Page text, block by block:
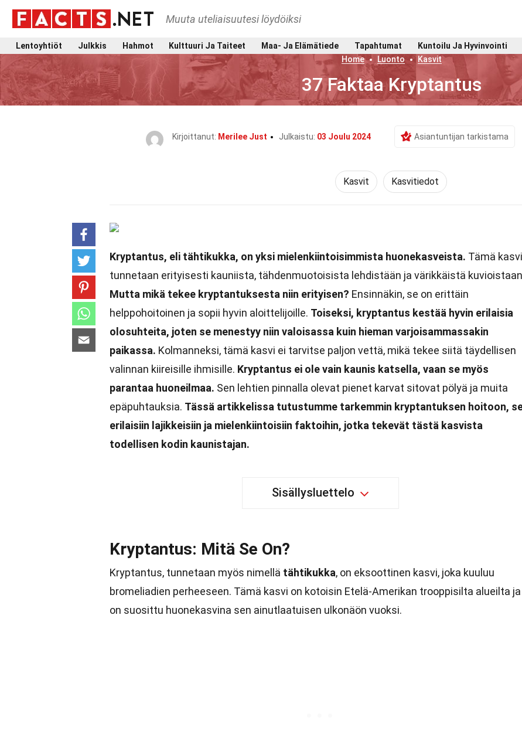
Muuta uteliaisuutesi löydöiksi
Lentoyhtiöt Julkkis Hahmot Kulttuuri Ja Taiteet Maa- Ja Elämätiede Tapahtumat Kuntoilu Ja Hyvinvointi
Home
Luonto Kasvit
37 Faktaa Kryptantus
Kirjoittanut: Merilee Just Julkaistu: 03 Joulu 2024 Asiantuntijan tarkistama
Kasvit Kasvitiedot
Kryptantus, eli tähtikukka, on yksi mielenkiintoisimmista huonekasveista. Tämä kasvi
tunnetaan erityisesti kauniista, tähdenmuotoisista lehdistään ja värikkäistä
Mutta mikä tekee kryptantuksesta niin erityisen? Ensinnäkin, se on erittäin
helppohoitoinen ja sopii hyvin aloittelijoille. Toiseksi, kryptantus kestää hyvin erilaisia
olosuhteita, joten se menestyy niin valoisassa kuin hieman varjoisammassakin
paikassa. Kolmanneksi, tämä kasvi ei tarvitse paljon vettä, mikä tekee siitä täydellisen
valinnan kiireisille ihmisille. Kryptantus ei ole vain kaunis katsella, vaan se myös
parantaa huoneilmaa. Sen lehtien pinnalla olevat pienet karvat sitovat pölyä ja muita
epäpuhtauksia. Tässä artikkelissa tutustumme tarkemmin kryptantuksen hoitoon,
erilaisiin lajikkeisiin ja mielenkiintoisiin faktoihin, jotka tekevät tästä kasvista
todellisen kodin kaunistajan.
Sisällysluettelo
Kryptantus: Mitä Se On?
Kryptantus, tunnetaan myös nimellä tähtikukka, on eksoottinen kasvi, joka kuuluu
bromeliadien perheeseen. Tämä kasvi on kotoisin Etelä-Amerikan trooppisilta alueilta ja
on suosittu huonekasvina sen ainutlaatuisen ulkonäön vuoksi.